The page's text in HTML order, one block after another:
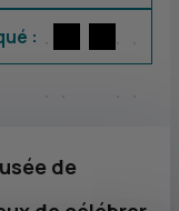
:
de